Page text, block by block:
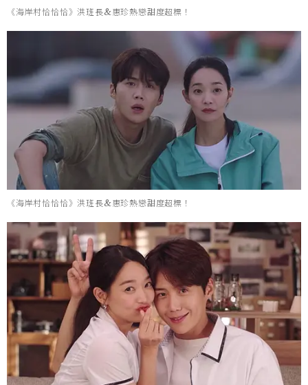
《海岸村恰恰恰》洪班長&惠珍熱戀甜度超標！
《海岸村恰恰恰》洪班長&惠珍熱戀甜度超標！